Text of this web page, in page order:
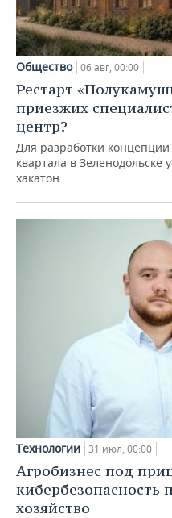
Общество 06 авг, 00:00
Рестарт
приезжих
центр?
Для разработки
квартала в Зеленодольске
хакатон
Технологии 31 июл, 00:00
Агробизнес под
кибербезопасность
хозяйство